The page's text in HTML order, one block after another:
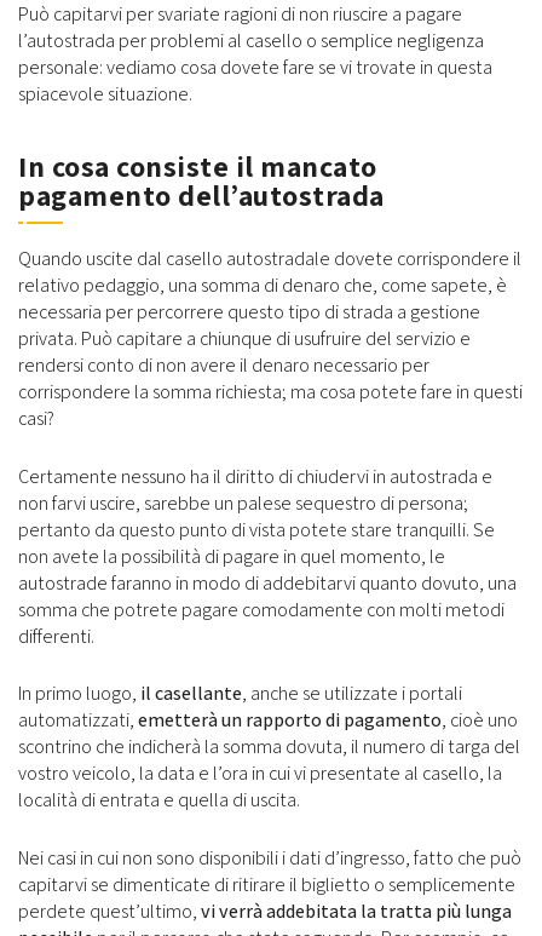
Può capitarvi per svariate ragioni di non riuscire a pagare
l’autostrada per problemi al casello o semplice negligenza
personale: vediamo cosa dovete fare se vi trovate in questa
spiacevole situazione.
In cosa consiste il mancato
pagamento dell’autostrada
Quando uscite dal casello autostradale dovete corrispondere il
relativo pedaggio, una somma di denaro che, come sapete, è
necessaria per percorrere questo tipo di strada a gestione
privata. Può capitare a chiunque di usufruire del servizio e
rendersi conto di non avere il denaro necessario per
corrispondere la somma richiesta; ma cosa potete fare in questi
casi?
Certamente nessuno ha il diritto di chiudervi in autostrada e
non farvi uscire, sarebbe un palese sequestro di persona;
pertanto da questo punto di vista potete stare tranquilli. Se
non avete la possibilità di pagare in quel momento, le
autostrade faranno in modo di addebitarvi quanto dovuto, una
somma che potrete pagare comodamente con molti metodi
differenti.
In primo luogo, il casellante, anche se utilizzate i portali
automatizzati,emetterà un rapporto di pagamento, cioè uno
scontrino che indicherà la somma dovuta, il numero di targa del
vostro veicolo, la data e l’ora in cui vi presentate al casello, la
località di entrata e quella di uscita.
Nei casi in cui non sono disponibili i dati d’ingresso, fatto che può
capitarvi se dimenticate di ritirare il biglietto o semplicemente
perdete quest’ultimo,vi verrà addebitata la tratta più lunga